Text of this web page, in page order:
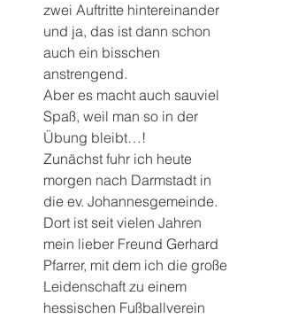
zwei Auftritte hintereinander
und ja, das ist dann schon
auch ein bisschen
anstrengend.
Aber es macht auch sauviel
Spaß, weil man so in der
Übung bleibt…!
Zunächst fuhr ich heute
morgen nach Darmstadt in
die ev. Johannesgemeinde.
Dort ist seit vielen Jahren
mein lieber Freund Gerhard
Pfarrer, mit dem ich die große
Leidenschaft zu einem
hessischen Fußballverein